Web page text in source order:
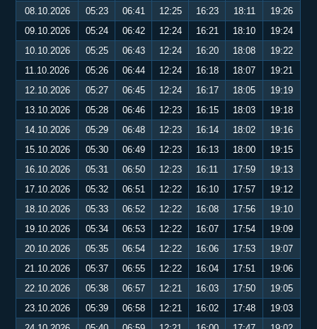
08.10.2026
05:23 06:41 12:25 16:23 18:11
19:26
09.10.2026
05:24 06:42 12:24 16:21 18:10
19:24
10.10.2026
05:25 06:43 12:24 16:20 18:08
19:22
11.10.2026
05:26 06:44 12:24 16:18 18:07
19:21
12.10.2026
05:27 06:45 12:24 16:17 18:05
19:19
13.10.2026
05:28 06:46 12:23 16:15 18:03
19:18
14.10.2026
05:29 06:48 12:23 16:14 18:02
19:16
15.10.2026
05:30 06:49 12:23 16:13 18:00
19:15
16.10.2026
05:31 06:50 12:23 16:11 17:59
19:13
17.10.2026
05:32 06:51 12:22 16:10 17:57
19:12
18.10.2026
05:33 06:52 12:22 16:08 17:56
19:10
19.10.2026
05:34 06:53 12:22 16:07 17:54
19:09
20.10.2026
05:35 06:54 12:22 16:06 17:53
19:07
21.10.2026
05:37 06:55 12:22 16:04 17:51
19:06
22.10.2026
05:38 06:57 12:21 16:03 17:50
19:05
23.10.2026
05:39 06:58 12:21 16:02 17:48
19:03